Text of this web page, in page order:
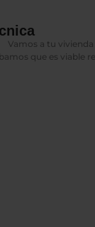
Vamos a tu
que es viable